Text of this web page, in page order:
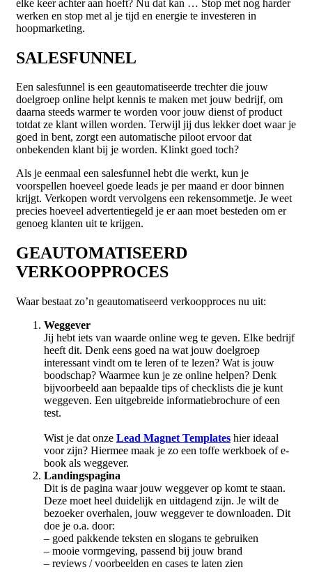
elke keer achter aan hoeft? Nu dat kan … Stop met nog harder
werken en stop met al je tijd en energie te investeren in
hoopmarketing.
SALESFUNNEL
Een salesfunnel is een geautomatiseerde trechter die jouw
doelgroep online helpt kennis te maken met jouw bedrijf, om
daarna steeds warmer te worden voor jouw dienst of product
totdat ze klant willen worden. Terwijl jij dus lekker doet waar je
goed in bent, zorgt een automatische piloot ervoor dat
onbekenden klant bij je worden. Klinkt goed toch?
Als je eenmaal een salesfunnel hebt die werkt, kun je
voorspellen hoeveel goede leads je per maand er door binnen
krijgt. Verkopen wordt vervolgens een rekensommetje. Je weet
precies hoeveel advertentiegeld je er aan moet besteden om er
genoeg klanten uit te krijgen.
GEAUTOMATISEERD
VERKOOPPROCES
Waar bestaat zo’n geautomatiseerd verkoopproces nu uit:
Weggever
Jij hebt iets van waarde online weg te geven. Elke bedrijf
heeft dit. Denk eens goed na wat jouw doelgroep
interessant vindt om te leren of te lezen? Wat is jouw
boodschap? Waarmee kun je ze online helpen? Denk
bijvoorbeeld aan bepaalde tips of checklists die je kunt
weggeven. Een uitgebreide informatiebrochure of een
test.
Wist je dat onze Lead Magnet Templates hier ideaal
voor zijn? Hiermee maak je zo een toffe werkboek of e-
book als weggever.
Landingspagina
Dit is de pagina waar jouw weggever op komt te staan.
Deze moet heel duidelijk en uitdagend zijn. Je wilt de
bezoeker overhalen, jouw weggever te downloaden. Dit
doe je o.a. door:
– goed pakkende teksten en slogans te gebruiken
– mooie vormgeving, passend bij jouw brand
– reviews / voorbeelden en cases te laten zien